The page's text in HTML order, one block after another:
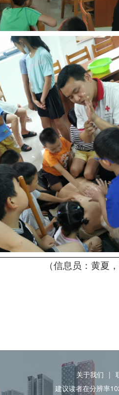
（信息员：黄夏
关于我们 |
建议读者在分辨率